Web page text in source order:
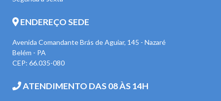
ENDEREÇO SEDE
Avenida Comandante Brás de Aguiar, 145 - Nazaré
Belém - PA
CEP: 66.035-080
ATENDIMENTO DAS 08 ÀS 14H